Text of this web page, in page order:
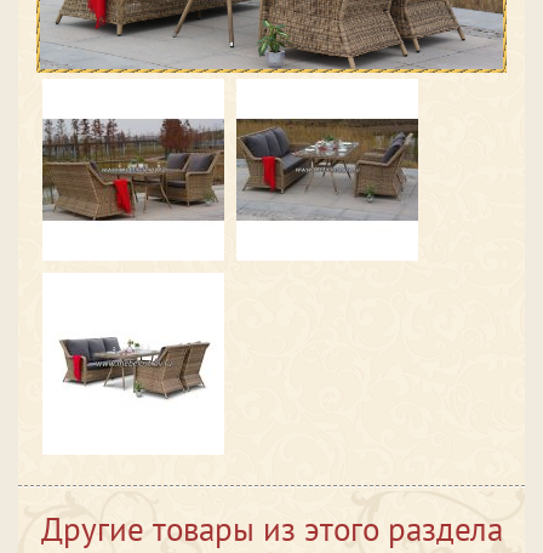
Другие товары из этого раздела